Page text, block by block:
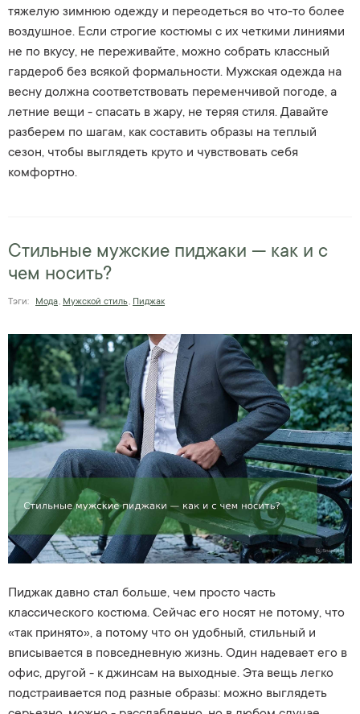
тяжелую зимнюю одежду и переодеться во что-то более
воздушное. Если строгие костюмы с их четкими линиями
не по вкусу, не переживайте, можно собрать классный
гардероб без всякой формальности. Мужская одежда на
весну должна соответствовать переменчивой погоде, а
летние вещи - спасать в жару, не теряя стиля. Давайте
разберем по шагам, как составить образы на теплый
сезон, чтобы выглядеть круто и чувствовать себя
комфортно.
Стильные мужские пиджаки — как и с
чем носить?
Тэги: Мода, Мужской стиль, Пиджак
Пиджак давно стал больше, чем просто часть
классического костюма. Сейчас его носят не потому, что
«так принято», а потому что он удобный, стильный и
вписывается в повседневную жизнь. Один надевает его в
офис, другой - к джинсам на выходные. Эта вещь легко
подстраивается под разные образы: можно выглядеть